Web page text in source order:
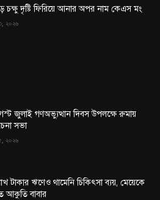
চক্ষু দৃষ্টি ফিরিয়ে আনার অপর নাম কেএস মং
২০২৬
জুলাই গণঅভ্যুত্থান দিবস উপলক্ষে রুমায়
সভা
২০২৬
টাকার ঋণেও থামেনি চিকিৎসা ব্যয়, মেয়েকে
আকুতি বাবার